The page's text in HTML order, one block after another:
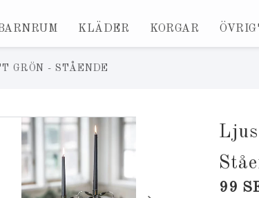
KLÄDER KORGAR
GRÖN - STÅENDE
99